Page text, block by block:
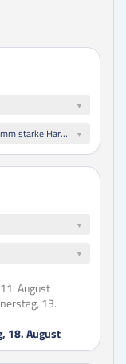
Alle Platten gleiches Motiv: 2mm starke Hartschaumplatte weiß - hochwertiger Plattendirektdruck
August
13.
18. August